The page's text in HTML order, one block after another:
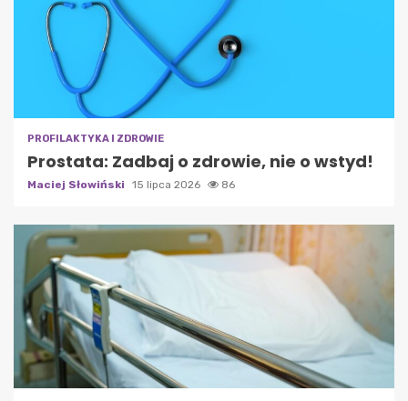
PROFILAKTYKA I ZDROWIE
Prostata: Zadbaj o zdrowie, nie o wstyd!
Maciej Słowiński 15 lipca 2026 86